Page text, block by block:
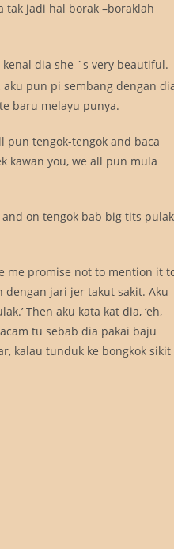
tak jadi hal borak –boraklah
dia she `s very beautiful.
pun pi sembang dengan
baru melayu punya.
pun tengok-tengok and baca
kawan you, we all pun mula
on tengok bab big tits
me promise not to mention it
jari jer takut sakit. Aku
Then aku kata kat dia, ‘eh,
tu sebab dia pakai baju
kalau tunduk ke bongkok sikit